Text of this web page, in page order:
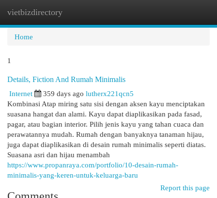
vietbizdirectory
Home
1
Details, Fiction And Rumah Minimalis
Internet
359 days ago lutherx221qcn5
Kombinasi Atap miring satu sisi dengan aksen kayu menciptakan
suasana hangat dan alami. Kayu dapat diaplikasikan pada fasad,
pagar, atau bagian interior. Pilih jenis kayu yang tahan cuaca dan
perawatannya mudah. Rumah dengan banyaknya tanaman hijau,
juga dapat diaplikasikan di desain rumah minimalis seperti diatas.
Suasana asri dan hijau menambah
https://www.propanraya.com/portfolio/10-desain-rumah-
minimalis-yang-keren-untuk-keluarga-baru
Report this page